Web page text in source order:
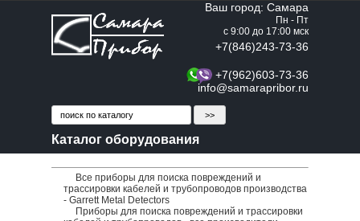
Ваш город: Самара
Пн - Пт
с 9:00 до 17:00 мск
+7(846)243-73-36
+7(962)603-73-36
info@samarapribor.ru
Каталог оборудования
Все приборы для поиска повреждений и
трассировки кабелей и трубопроводов производства
- Garrett Metal Detectors
Приборы для поиска повреждений и трассировки